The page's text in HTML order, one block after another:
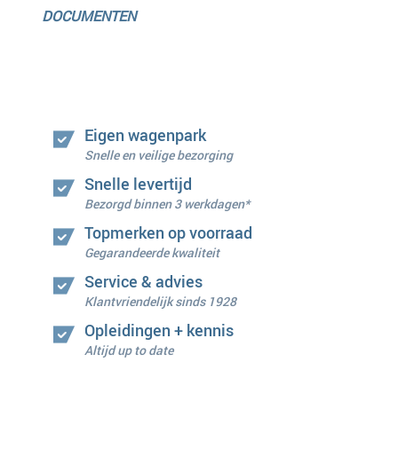
DOCUMENTEN
Eigen wagenpark
Snelle en veilige bezorging
Snelle levertijd
Bezorgd binnen 3 werkdagen*
Topmerken op voorraad
Gegarandeerde kwaliteit
Service & advies
Klantvriendelijk sinds 1928
Opleidingen + kennis
Altijd up to date